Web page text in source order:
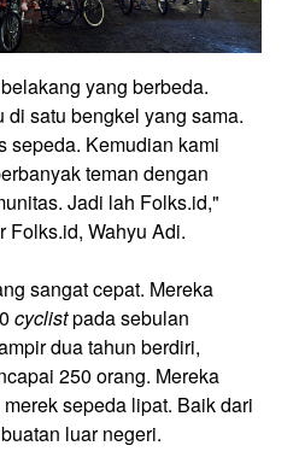
yang berbeda.
di satu bengkel yang sama.
sepeda. Kemudian kami
teman dengan
Jadi lah Folks.id,"
Folks.id, Wahyu Adi.
sangat cepat. Mereka
cyclistpada sebulan
dua tahun berdiri,
250 orang. Mereka
sepeda lipat. Baik dari
luar negeri.